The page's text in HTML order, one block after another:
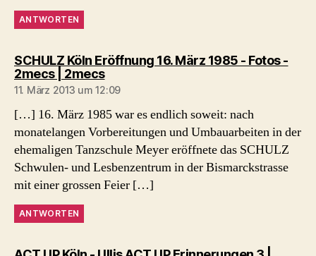
ANTWORTEN
SCHULZ Köln Eröffnung 16. März 1985 - Fotos -
2mecs | 2mecssagt:
11. März 2013 um 12:09
[…] 16. März 1985 war es endlich soweit: nach
monatelangen Vorbereitungen und Umbauarbeiten in der
ehemaligen Tanzschule Meyer eröffnete das SCHULZ
Schwulen- und Lesbenzentrum in der Bismarckstrasse
mit einer grossen Feier […]
ANTWORTEN